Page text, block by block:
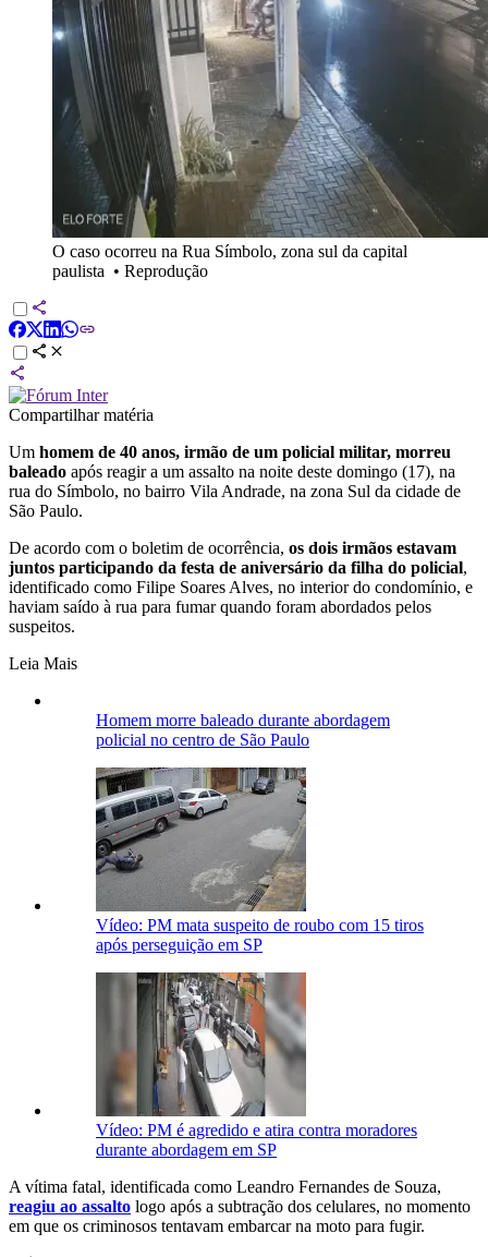
O caso ocorreu na Rua Símbolo, zona sul da capital
paulista • Reprodução
Compartilhar matéria
Um homem de 40 anos, irmão de um policial militar, morreu
baleado após reagir a um assalto na noite deste domingo (17), na
rua do Símbolo, no bairro Vila Andrade, na zona Sul da cidade de
São Paulo.
De acordo com o boletim de ocorrência, os dois irmãos estavam
juntos participando da festa de aniversário da filha do policial,
identificado como Filipe Soares Alves, no interior do condomínio, e
haviam saído à rua para fumar quando foram abordados pelos
suspeitos.
Leia Mais
Homem morre baleado durante abordagem
policial no centro de São Paulo
Vídeo: PM mata suspeito de roubo com 15 tiros
após perseguição em SP
Vídeo: PM é agredido e atira contra moradores
durante abordagem em SP
A vítima fatal, identificada como Leandro Fernandes de Souza,
reagiu ao assalto logo após a subtração dos celulares, no momento
em que os criminosos tentavam embarcar na moto para fugir.